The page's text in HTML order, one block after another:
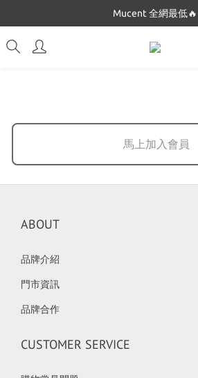
Dickies 最低$280起🔥
Mucent 全網最低🔥
Dickies 最低$280起🔥
馬上加入會員
ABOUT
品牌介紹
門市資訊
品牌合作
CUSTOMER SERVICE